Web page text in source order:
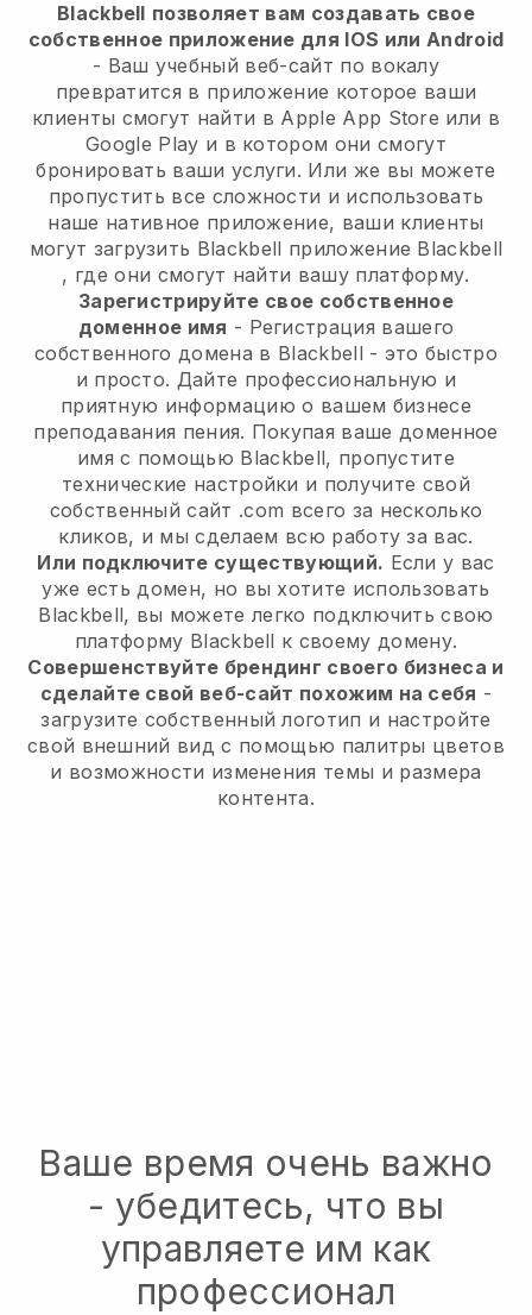
Blackbell позволяет вам создавать свое
собственное приложение для IOS или Android
- Ваш учебный веб-сайт по вокалу
превратится в приложение которое ваши
клиенты смогут найти в Apple App Store или в
Google Play и в котором они смогут
бронировать ваши услуги. Или же вы можете
пропустить все сложности и использовать
наше нативное приложение, ваши клиенты
могут загрузить Blackbell приложение Blackbell
, где они смогут найти вашу платформу.
Зарегистрируйте свое собственное
доменное имя - Регистрация вашего
собственного домена в Blackbell - это быстро
и просто. Дайте профессиональную и
приятную информацию о вашем бизнесе
преподавания пения. Покупая ваше доменное
имя с помощью Blackbell, пропустите
технические настройки и получите свой
собственный сайт .com всего за несколько
кликов, и мы сделаем всю работу за вас.
Или подключите существующий. Если у вас
уже есть домен, но вы хотите использовать
Blackbell, вы можете легко подключить свою
платформу Blackbell к своему домену.
Совершенствуйте брендинг своего бизнеса и
сделайте свой веб-сайт похожим на себя -
загрузите собственный логотип и настройте
свой внешний вид с помощью палитры цветов
и возможности изменения темы и размера
контента.
Ваше время очень важно
- убедитесь, что вы
управляете им как
профессионал